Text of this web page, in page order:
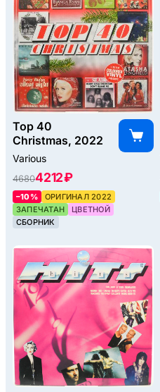
Top 40
Christmas, 2022
Various
46804212 ₽
–10%
ОРИГИНАЛ 2022
ЗАПЕЧАТАН
ЦВЕТНОЙ
СБОРНИК